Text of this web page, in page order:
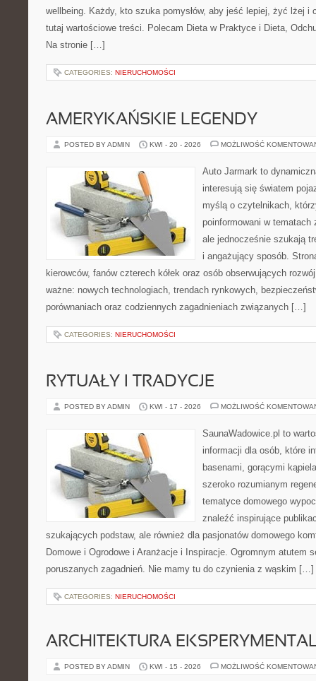
wellbeing. Każdy, kto szuka pomysłów, aby jeść lepiej, żyć lżej i
tutaj wartościowe treści. Polecam Dieta w Praktyce i Dieta,
Na stronie […]
CATEGORIES: NIERUCHOMOŚCI
AMERYKAŃSKIE LEGENDY
POSTED BY ADMIN KWI - 20 - 2026 MOŻLIWOŚĆ
Auto Jarmark to
interesują się światem
myślą o czytelnikach,
poinformowani w
ale jednocześnie szukają
i angażujący sposób.
kierowców, fanów czterech kółek oraz osób obserwujących
ważne: nowych technologiach, trendach rynkowych,
porównaniach oraz codziennych zagadnieniach związanych […]
CATEGORIES: NIERUCHOMOŚCI
RYTUAŁY I TRADYCJE
POSTED BY ADMIN KWI - 17 - 2026 MOŻLIWOŚĆ
SaunaWadowice.pl to
informacji dla osób, które
basenami, gorącymi
szeroko rozumianym
tematyce domowego
znaleźć inspirujące
szukających podstaw, ale również dla pasjonatów domowego
Domowe i Ogrodowe i Aranżacje i Inspiracje. Ogromnym atutem
poruszanych zagadnień. Nie mamy tu do czynienia z wąskim […]
CATEGORIES: NIERUCHOMOŚCI
ARCHITEKTURA
POSTED BY ADMIN KWI - 15 - 2026 MOŻLIWOŚĆ